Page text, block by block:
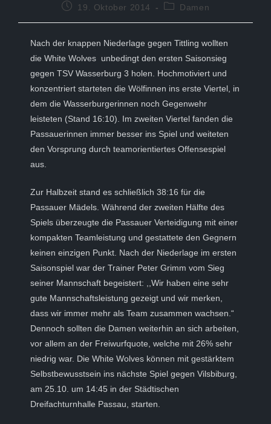
Beitrag19. Oktober 2014
Beitrags-
Damen
Nach der knappen Niederlage gegen Tittling wollten
die White Wolves unbedingt den ersten Saisonsieg
gegen TSV Wasserburg 3 holen. Hochmotiviert und
konzentriert starteten die Wölfinnen ins erste Viertel, in
dem die Wasserburgerinnen noch Gegenwehr
leisteten (Stand 16:10). Im zweiten Viertel fanden die
Passauerinnen immer besser ins Spiel und weiteten
den Vorsprung durch teamorientiertes Offensespiel
aus.
Zur Halbzeit stand es schließlich 38:16 für die
Passauer Mädels. Während der zweiten Hälfte des
Spiels überzeugte die Passauer Verteidigung mit einer
kompakten Teamleistung und gestattete den Gegnern
keinen einzigen Punkt. Nach der Niederlage im ersten
Saisonspiel war der Trainer Peter Grimm vom Sieg
seiner Mannschaft begeistert: ,,Wir haben eine sehr
gute Mannschaftsleistung gezeigt und wir merken,
dass wir immer mehr als Team zusammen wachsen.“
Dennoch sollten die Damen weiterhin an sich arbeiten,
vor allem an der Freiwurfquote, welche mit 26% sehr
niedrig war. Die White Wolves können mit gestärktem
Selbstbewusstsein ins nächste Spiel gegen Vilsbiburg,
am 25.10. um 14:45 in der Städtischen
Dreifachturnhalle Passau, starten.